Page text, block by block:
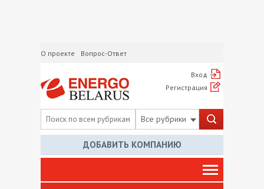
О проекте Вопрос-Ответ
Вход
Регистрация
Все рубрики
ДОБАВИТЬ КОМПАНИЮ